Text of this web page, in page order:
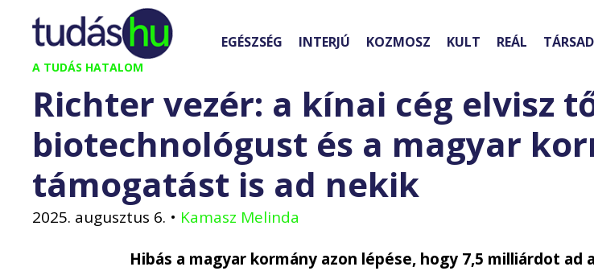
Kilépés
tartalomba
A TUDÁS HATALOM
EGÉSZSÉG INTERJÚ KOZMOSZ KULT REÁL
Richter vezér: a kínai cég elvisz
biotechnológust és a magyar
támogatást is ad nekik
2025. augusztus 6. • Kamasz Melinda
Hibás a magyar kormány azon lépése, hogy 7,5 milliárdot ad